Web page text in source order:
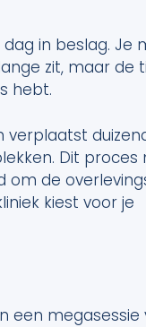
in beslag. Je
zit, maar de
hebt.
verplaatst
Dit proces
de
kiest voor je
een megasessie